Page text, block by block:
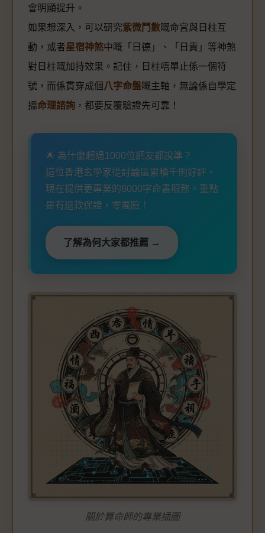
會明顯提升。
如果想深入，可以研究紫微鬥數嘅命宮與日柱互
動，或者星宿神煞中嘅「日德」、「日貴」等神煞
對日柱嘅加持效果。記住，日柱唔單止係一個符
號，而係貫穿成個 八字命盤嘅主軸，無論係自學定
搵命理諮詢 ，都要反覆驗證先可靠！
🌟 為什麼超過1000位網友都說準？
這位香港玄學家從討論區累積千則好評，
現在提供更專業的8000字命書服務。重點
是有退款保證，零風險！
了解為何大家都推薦 →
關於算命師的專業插圖